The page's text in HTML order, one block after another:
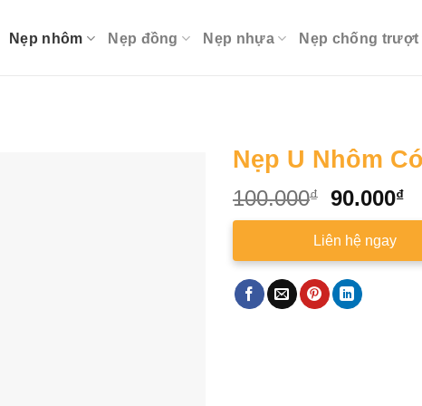
Nẹp nhôm Nẹp đồng Nẹp nhựa Nẹp chống trượt
Nẹp U Nhôm
100.000₫
Original
price
was:
90.000₫
Liên hệ ngay